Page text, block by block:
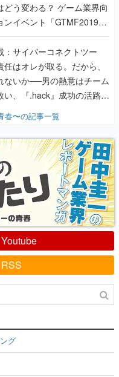
どう変わる？ ゲーム業界向
ンイベント「GTMF2019」
理解を深めよう【PR】
：サイバーコネクトツー
はオレが取る。だから、
ないか──男の熱意はチーム
い、『.hack』成功の活路を
』色だった【若ゲのいた
春〜の記事一覧
Youtube
RSS
グ